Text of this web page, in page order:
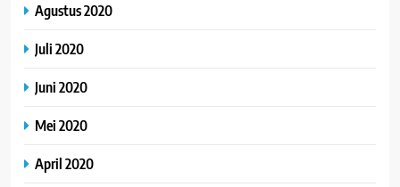
Agustus 2020
Juli 2020
Juni 2020
Mei 2020
April 2020